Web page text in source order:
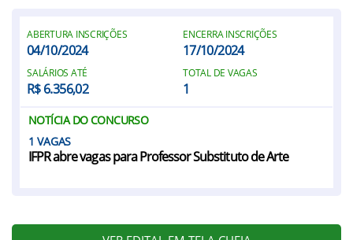
ABERTURA INSCRIÇÕES
04/10/2024
ENCERRA INSCRIÇÕES
17/10/2024
SALÁRIOS ATÉ
R$ 6.356,02
TOTAL DE VAGAS
1
NOTÍCIA DO CONCURSO
1
IFPR abre vagas para Professor Substituto de Arte